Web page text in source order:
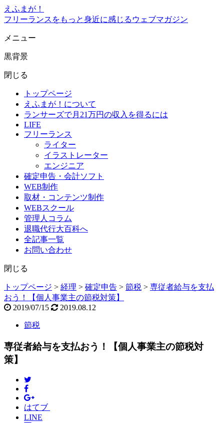
えふまが！
フリーランスをもっと身近に感じるウェブマガジン
メニュー
黒背景
閉じる
トップページ
えふまが！について
ランサーズで月21万円の収入を得るには
LIFE
フリーランス
ライター
イラストレーター
エンジニア
確定申告・会計ソフト
WEB制作
取材・コンテンツ制作
WEBスクール
管理人コラム
退職代行大百科へ
全記事一覧
お問い合わせ
閉じる
トップページ > 経理 > 確定申告 > 節税 > 専従者給与を支払
おう！【個人事業主の節税対策】
2019/07/15
2019.08.12
節税
専従者給与を支払おう！【個人事業主の節税対
策】
はてブ
LINE